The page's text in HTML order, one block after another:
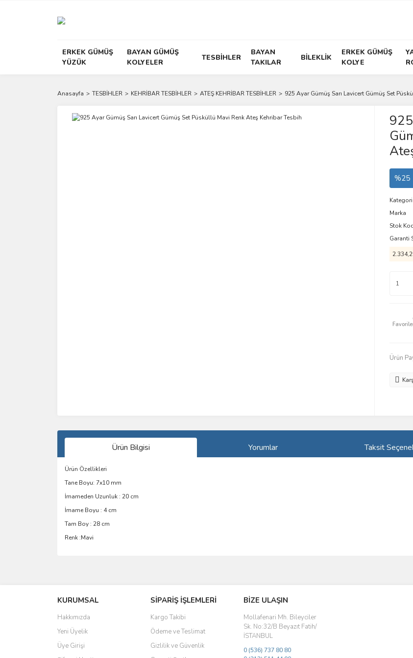
ERKEK GÜMÜŞ
YÜZÜK
BAYAN GÜMÜŞ
KOLYELER
TESBİHLER
BAYAN
TAKILAR
BİLEKLİK
ERKEK GÜMÜŞ
KOLYE
Anasayfa TESBİHLER KEHRİBAR TESBİHLER ATEŞ KEHRİBAR TESBİHLER 925 Ayar Gümüş Sarı Lavicert Gümüş Set
%25
Kategori
Marka
Stok
Garanti
Ürün
Ürün Bilgisi Yorumlar Taksit
Ürün Özellikleri
Tane Boyu: 7x10 mm
İmameden Uzunluk : 20 cm
İmame Boyu : 4 cm
Tam Boy : 28 cm
Renk :Mavi
Ürün resmi kalitesiz, bozuk veya görüntülenemiyor.
Ürün açıklamasında eksik bilgiler bulunuyor.
Ürün bilgilerinde hatalar bulunuyor.
Ürün fiyatı diğer sitelerden daha pahalı.
Bu ürüne benzer farklı alternatifler olmalı.
KURUMSAL
Hakkımızda
Yeni Üyelik
Üye Girişi
SİPARİŞ İŞLEMLERİ
Kargo Takibi
Ödeme ve Teslimat
Gizlilik ve Güvenlik
BİZE ULAŞIN
Mollafenari Mh. Bileyciler
Sk. No:32/B Beyazıt Fatih/
İSTANBUL
0 (536) 737 80 80